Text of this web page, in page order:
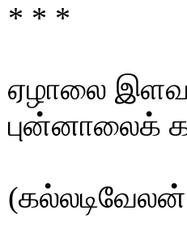
* * *
ஏழாலை
புன்னாலைக்
(கல்லடிவேலன்